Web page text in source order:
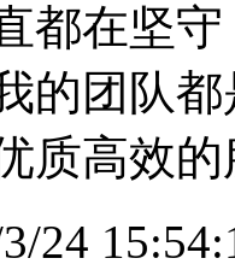
都在坚
的团队
质高效
24